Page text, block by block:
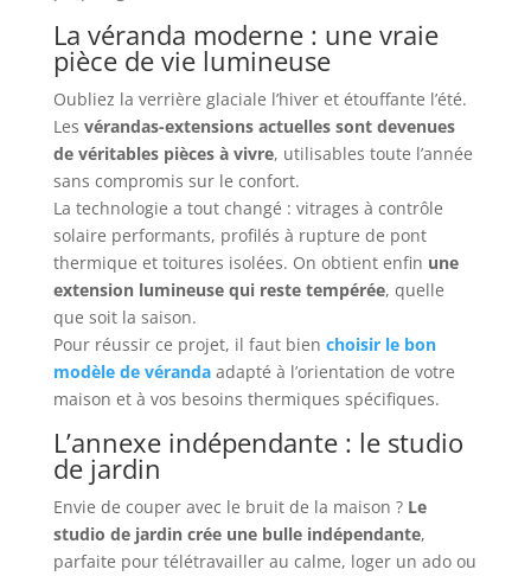
La véranda moderne : une vraie
pièce de vie lumineuse
Oubliez la verrière glaciale l’hiver et étouffante l’été.
Les vérandas-extensions actuelles sont devenues
de véritables pièces à vivre, utilisables toute l’année
sans compromis sur le confort.
La technologie a tout changé : vitrages à contrôle
solaire performants, profilés à rupture de pont
thermique et toitures isolées. On obtient enfin une
extension lumineuse qui reste tempérée, quelle
que soit la saison.
Pour réussir ce projet, il faut bien choisir le bon
modèle de vérandaadapté à l’orientation de votre
maison et à vos besoins thermiques spécifiques.
L’annexe indépendante : le studio
de jardin
Envie de couper avec le bruit de la maison ? Le
studio de jardin crée une bulle indépendante,
parfaite pour télétravailler au calme, loger un ado ou